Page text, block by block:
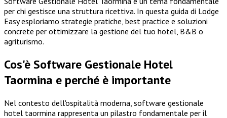
per chi gestisce una struttura ricettiva. In questa guida di Lodge
Easy esploriamo strategie pratiche, best practice e soluzioni
concrete per ottimizzare la gestione del tuo hotel, B&B o
agriturismo.
Cos'è Software Gestionale Hotel
Taormina e perché è importante
Nel contesto dell'ospitalità moderna, software gestionale
hotel taormina rappresenta un pilastro fondamentale per il